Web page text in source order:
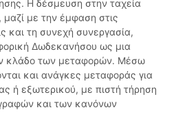
Η δέσμευση στην ταχεία
με την έμφαση στις
και τη συνεχή συνεργασία,
Δωδεκανήσου ως μια
κλάδο των μεταφορών. Μέσω
και ανάγκες μεταφοράς για
ή εξωτερικού, με πιστή τήρηση
και των κανόνων